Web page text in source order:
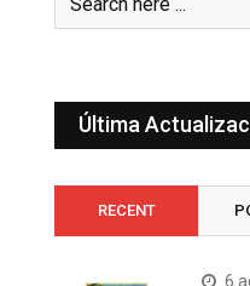
Última
RECENT
6